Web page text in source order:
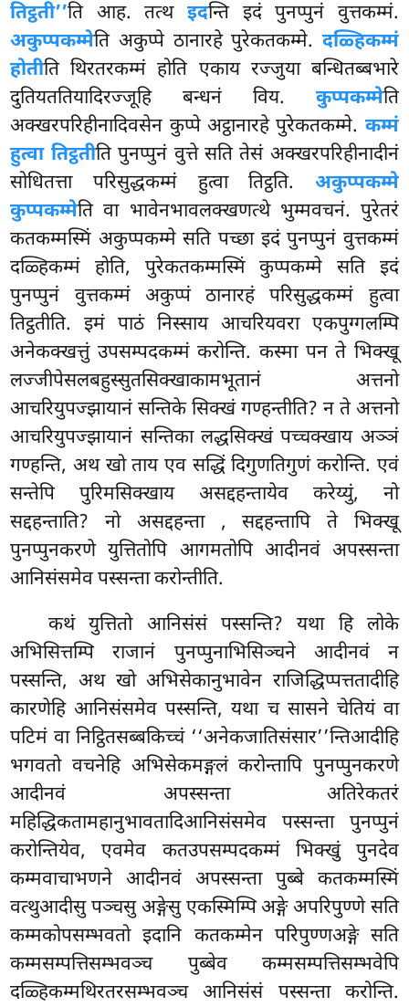
तिट्ठती’’ति आह. तत्थ इदन्ति इदं पुनप्पुनं वुत्तकम्मं.
अकुप्पकम्मेति अकुप्पे ठानारहे पुरेकतकम्मे. दळ्हिकम्मं
होतीति थिरतरकम्मं होति एकाय रज्जुया बन्धितब्बभारे
दुतियततियादिरज्जूहि बन्धनं विय. कुप्पकम्मेति
अक्खरपरिहीनादिवसेन कुप्पे अट्ठानारहे पुरेकतकम्मे. कम्मं
हुत्वा तिट्ठतीति पुनप्पुनं वुत्ते सति तेसं अक्खरपरिहीनादीनं
सोधितत्ता परिसुद्धकम्मं हुत्वा तिट्ठति. अकुप्पकम्मे
कुप्पकम्मेति वा भावेनभावलक्खणत्थे भुम्मवचनं. पुरेतरं
कतकम्मस्मिं अकुप्पकम्मे सति पच्छा इदं पुनप्पुनं वुत्तकम्मं
दळ्हिकम्मं होति, पुरेकतकम्मस्मिं कुप्पकम्मे सति इदं
पुनप्पुनं वुत्तकम्मं अकुप्पं ठानारहं परिसुद्धकम्मं हुत्वा
तिट्ठतीति. इमं पाठं निस्साय आचरियवरा एकपुग्गलम्पि
अनेकक्खत्तुं उपसम्पदकम्मं करोन्ति. कस्मा पन ते भिक्खू
लज्जीपेसलबहुस्सुतसिक्खाकामभूतानं अत्तनो
आचरियुपज्झायानं सन्तिके सिक्खं गण्हन्तीति? न ते अत्तनो
आचरियुपज्झायानं सन्तिका लद्धसिक्खं पच्चक्खाय अञ्ञं
गण्हन्ति, अथ खो ताय एव सद्धिं दिगुणतिगुणं करोन्ति. एवं
सन्तेपि पुरिमसिक्खाय असद्दहन्तायेव करेय्युं, नो
सद्दहन्ताति? नो असद्दहन्ता , सद्दहन्तापि ते भिक्खू
पुनप्पुनकरणे युत्तितोपि आगमतोपि आदीनवं अपस्सन्ता
आनिसंसमेव पस्सन्ता करोन्तीति.
कथं युत्तितो आनिसंसं पस्सन्ति? यथा हि लोके
अभिसित्तम्पि राजानं पुनप्पुनाभिसिञ्चने आदीनवं न
पस्सन्ति, अथ खो अभिसेकानुभावेन राजिद्धिप्पत्ततादीहि
कारणेहि आनिसंसमेव पस्सन्ति, यथा च सासने चेतियं वा
पटिमं वा निट्ठितसब्बकिच्चं ‘‘अनेकजातिसंसार’’न्तिआदीहि
भगवतो वचनेहि अभिसेकमङ्गलं करोन्तापि पुनप्पुनकरणे
आदीनवं अपस्सन्ता अतिरेकतरं
महिद्धिकतामहानुभावतादिआनिसंसमेव पस्सन्ता पुनप्पुनं
करोन्तियेव, एवमेव कतउपसम्पदकम्मं भिक्खुं पुनदेव
कम्मवाचाभणने आदीनवं अपस्सन्ता पुब्बे कतकम्मस्मिं
वत्थुआदीसु पञ्चसु अङ्गेसु एकस्मिम्पि अङ्गे अपरिपुण्णे सति
कम्मकोपसम्भवतो इदानि कतकम्मेन परिपुण्णअङ्गे सति
कम्मसम्पत्तिसम्भवञ्च पुब्बेव कम्मसम्पत्तिसम्भवेपि
दळ्हिकम्मथिरतरसम्भवञ्च आनिसंसं पस्सन्ता करोन्ति.